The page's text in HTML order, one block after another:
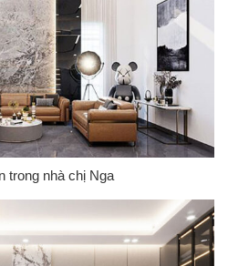
trong nhà chị Nga